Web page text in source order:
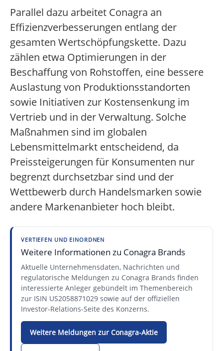
Parallel dazu arbeitet Conagra an
Effizienzverbesserungen entlang der
gesamten Wertschöpfungskette. Dazu
zählen etwa Optimierungen in der
Beschaffung von Rohstoffen, eine bessere
Auslastung von Produktionsstandorten
sowie Initiativen zur Kostensenkung im
Vertrieb und in der Verwaltung. Solche
Maßnahmen sind im globalen
Lebensmittelmarkt entscheidend, da
Preissteigerungen für Konsumenten nur
begrenzt durchsetzbar sind und der
Wettbewerb durch Handelsmarken sowie
andere Markenanbieter hoch bleibt.
VERTIEFEN UND EINORDNEN
Weitere Informationen zu Conagra Brands
Aktuelle Unternehmensdaten, Nachrichten und
regulatorische Meldungen zu Conagra Brands finden
interessierte Anleger gebündelt im Themenbereich
zur ISIN US2058871029 sowie auf der offiziellen
Investor-Relations-Seite des Konzerns.
Weitere Meldungen zur Conagra-Aktie